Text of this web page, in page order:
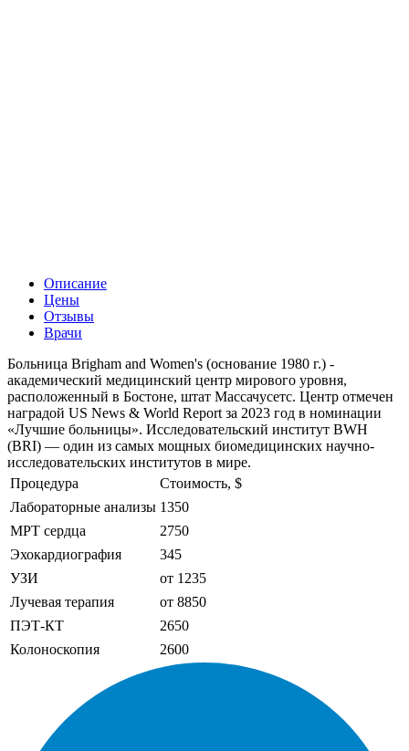
Описание
Цены
Отзывы
Врачи
Больница Brigham and Women's (основание 1980 г.) -
академический медицинский центр мирового уровня,
расположенный в Бостоне, штат Массачусетс. Центр отмечен
наградой US News & World Report за 2023 год в номинации
«Лучшие больницы». Исследовательский институт BWH
(BRI) — один из самых мощных биомедицинских научно-
исследовательских институтов в мире.
Процедура
Стоимость, $
Лабораторные анализы 1350
МРТ сердца
2750
Эхокардиография
345
УЗИ
от 1235
Лучевая терапия
от 8850
ПЭТ-КТ
2650
Колоноскопия
2600